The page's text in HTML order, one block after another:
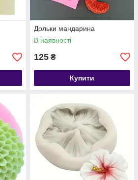
Дольки мандарина
В наявності
125 ₴
Купити